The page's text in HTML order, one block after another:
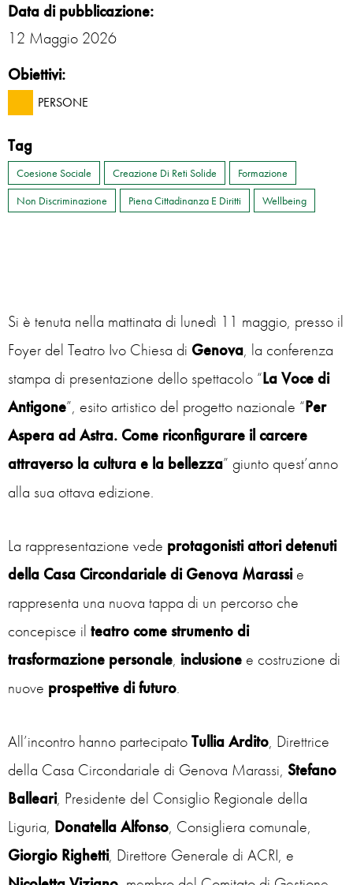
Data di pubblicazione:
12 Maggio 2026
Obiettivi:
PERSONE
Tag
Coesione Sociale Creazione Di Reti Solide
Formazione
Non Discriminazione
Piena Cittadinanza E Diritti Wellbeing
Si è tenuta nella mattinata di lunedì 11 maggio, presso il
Foyer del Teatro Ivo Chiesa di Genova, la conferenza
stampa di presentazione dello spettacolo “La Voce di
Antigone”, esito artistico del progetto nazionale “Per
Aspera ad Astra. Come riconfigurare il carcere
attraverso la cultura e la bellezza” giunto quest’anno
alla sua ottava edizione.
La rappresentazione vede protagonisti attori detenuti
della Casa Circondariale di Genova Marassie
rappresenta una nuova tappa di un percorso che
concepisce il teatro come strumento di
trasformazione personale, inclusione e costruzione di
nuove prospettive di futuro.
All’incontro hanno partecipatoTullia Ardito, Direttrice
della Casa Circondariale di Genova Marassi, Stefano
Balleari, Presidente del Consiglio Regionale della
Liguria, Donatella Alfonso, Consigliera comunale,
Giorgio Righetti, Direttore Generale di ACRI, e